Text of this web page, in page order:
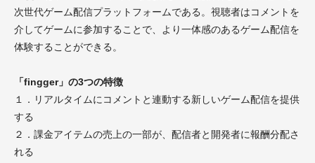
次世代ゲーム配信プラットフォームである。視聴者はコメントを
介してゲームに参加することで、より一体感のあるゲーム配信を
体験することができる。
「fingger」の3つの特徴
１．リアルタイムにコメントと連動する新しいゲーム配信を提供
する
２．課金アイテムの売上の一部が、配信者と開発者に報酬分配さ
れる